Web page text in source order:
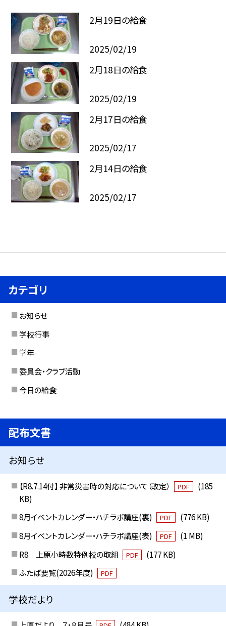
2月19日の給食
2025/02/19
2月18日の給食
2025/02/19
2月17日の給食
2025/02/17
2月14日の給食
2025/02/17
カテゴリ
お知らせ
学校行事
学年
委員会・クラブ活動
今日の給食
配布文書
お知らせ
【R8.7.14付】 非常災害時の対応について（改定） PDF
(185
KB)
8月イベントカレンダー・ハチラボ講座(裏)
PDF
(776 KB)
8月イベントカレンダー・ハチラボ講座(表)
PDF
(1 MB)
R8 上原小時数特例校の取組
PDF
(177 KB)
ふたば要覧(2026年度)
PDF
学校だより